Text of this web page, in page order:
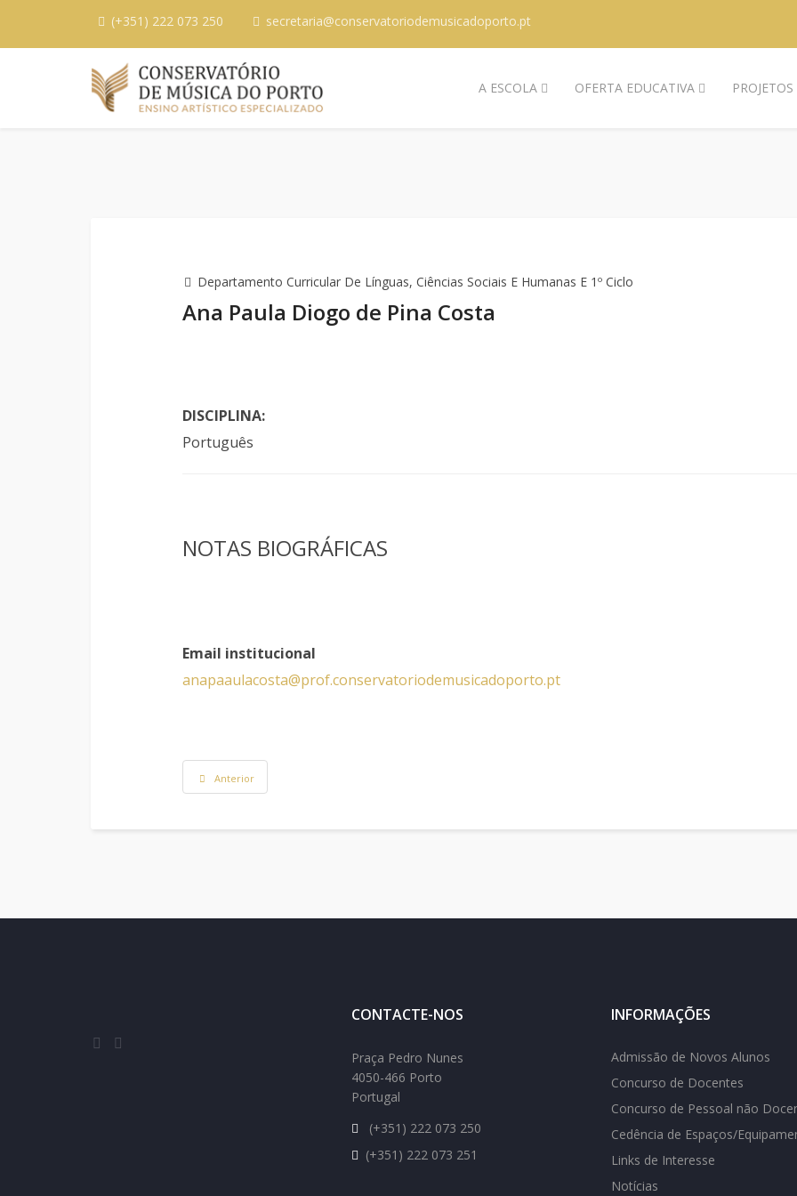
(+351) 222 073 250 secretaria@conservatoriodemusicadoporto.pt
A ESCOLA OFERTA EDUCATIVA PROJETOS
Departamento Curricular De Línguas, Ciências Sociais E Humanas E 1º Ciclo
Ana Paula Diogo de Pina Costa
DISCIPLINA:
Português
NOTAS BIOGRÁFICAS
Email institucional
anapaaulacosta@prof.conservatoriodemusicadoporto.pt
Anterior
CONTACTE-NOS
Praça Pedro Nunes
4050-466 Porto
Portugal
(+351) 222 073 250
(+351) 222 073 251
INFORMAÇÕES
Admissão de Novos Alunos
Concurso de Docentes
Concurso de Pessoal não
Cedência de Espaços/
Links de Interesse
Notícias